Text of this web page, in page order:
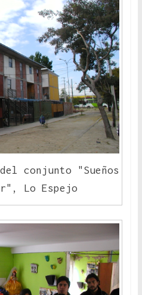
conjunto "Sueños
Lo Espejo